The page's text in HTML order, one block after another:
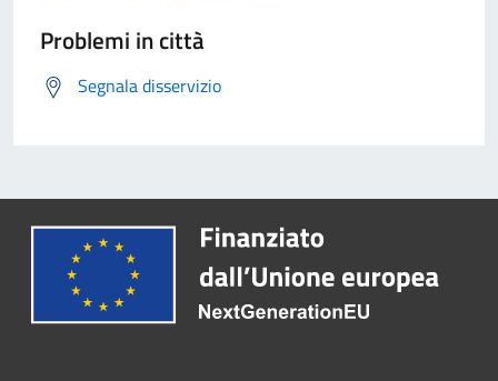
Problemi in città
Segnala disservizio